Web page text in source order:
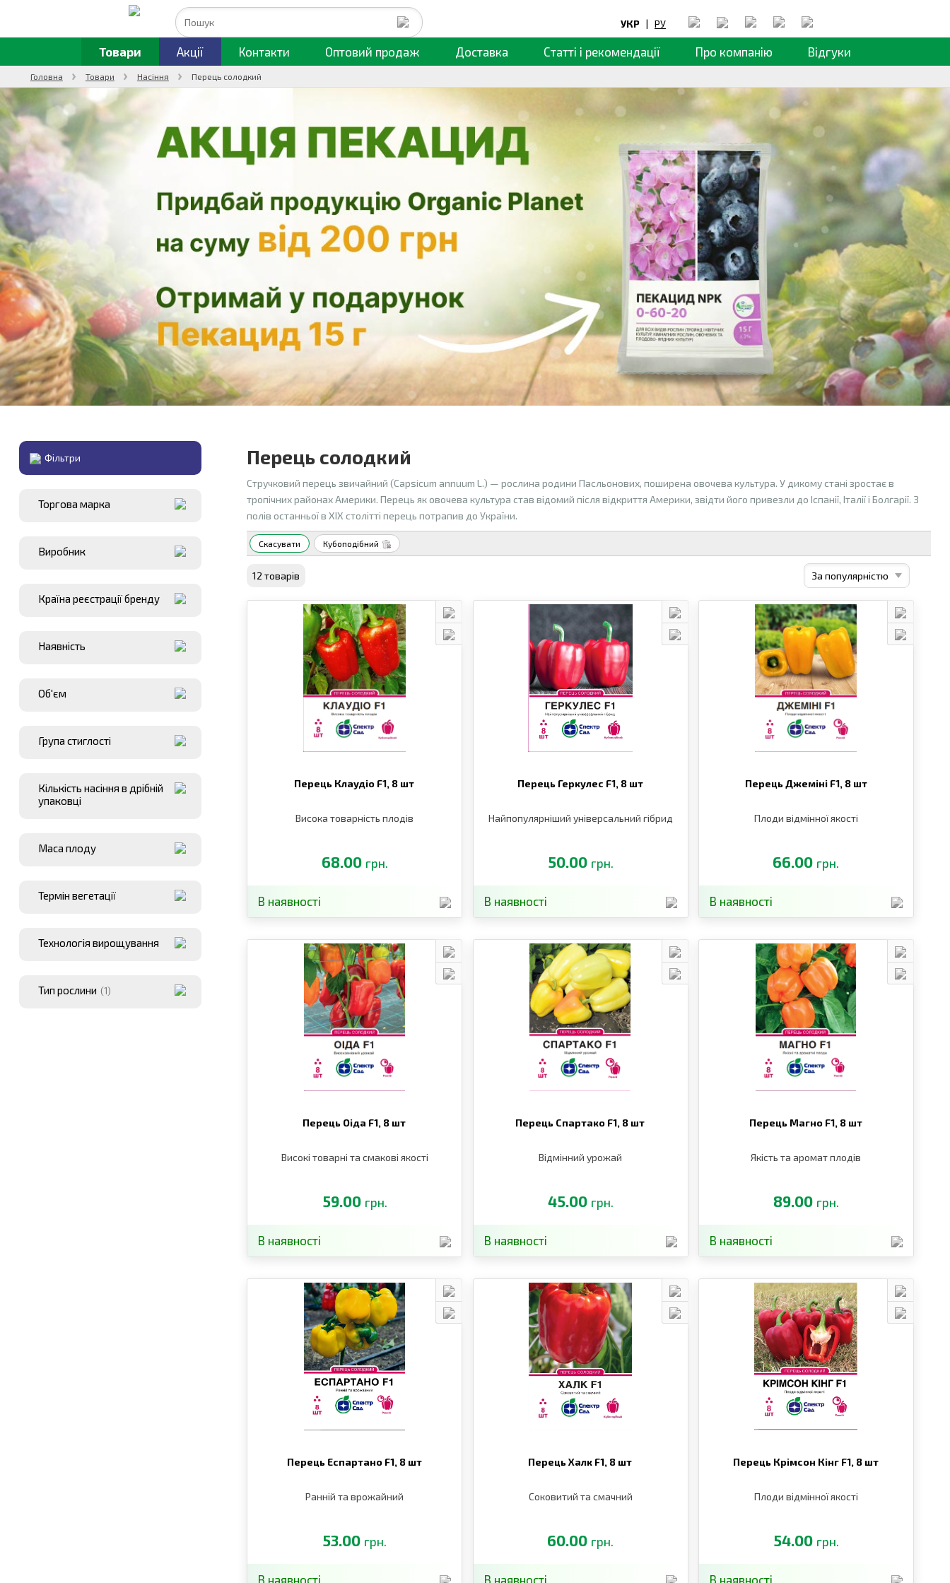
УКР | РУ
Товари Акції Контакти Оптовий продаж Доставка Статті і рекомендації Про компанію Відгуки
Головна Товари Насіння Перець солодкий
Фiльтри
Торгова марка
Виробник
Країна реєстрації бренду
Наявнiсть
Об'єм
Група стиглості
Кількість насіння в дрібній
упаковці
Маса плоду
Термін вегетації
Технологія вирощування
Тип рослини (1)
Перець солодкий
Стручковий перець звичайний (Capsicum annuum L.) — рослина родини Пасльонових, поширена овочева культура. У дикому стані зростає в
тропічних районах Америки. Перець як овочева культура став відомий після відкриття Америки, звідти його привезли до Іспанії, Італії і Болгарії. З
полів останньої в XIX столітті перець потрапив до України.
Скасувати Кубоподібний
12 товарiв
Перець Клаудіо F1, 8 шт
Висока товарність плодів
68.00 грн.
В наявності
Перець Геркулес F1, 8 шт
Найпопулярніший універсальний гібрид
50.00 грн.
В наявності
Перець Джеміні F1, 8 шт
Плоди відмінної якості
66.00 грн.
В наявності
Перець Оіда F1, 8 шт
Високі товарні та смакові якості
59.00 грн.
В наявності
Перець Спартако F1, 8 шт
Відмінний урожай
45.00 грн.
В наявності
Перець Магно F1, 8 шт
Якість та аромат плодів
89.00 грн.
В наявності
Перець Еспартано F1, 8 шт
Ранній та врожайний
53.00 грн.
В наявності
Перець Халк F1, 8 шт
Соковитий та смачний
60.00 грн.
В наявності
Перець Крімсон Кінг F1, 8 шт
Плоди відмінної якості
54.00 грн.
В наявності